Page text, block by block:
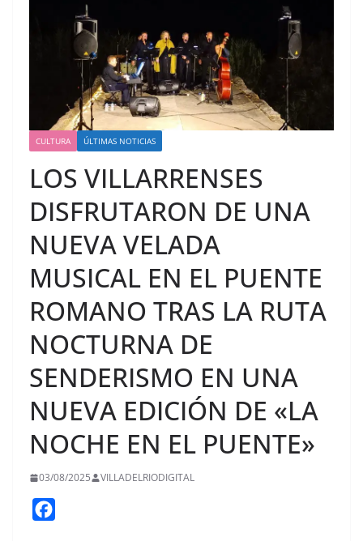
CULTURA ÚLTIMAS NOTICIAS
LOS VILLARRENSES
DISFRUTARON DE UNA
NUEVA VELADA
MUSICAL EN EL PUENTE
ROMANO TRAS LA RUTA
NOCTURNA DE
SENDERISMO EN UNA
NUEVA EDICIÓN DE «LA
NOCHE EN EL PUENTE»
03/08/2025 VILLADELRIODIGITAL